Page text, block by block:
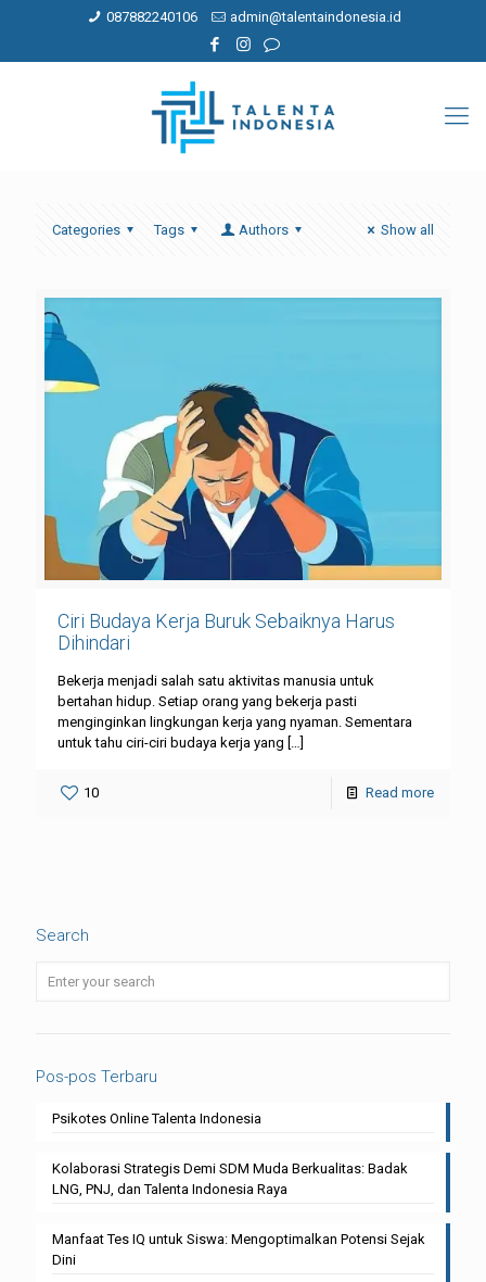
087882240106 admin@talentaindonesia.id
Categories Tags Authors Show all
Ciri Budaya Kerja Buruk Sebaiknya Harus
Dihindari
Bekerja menjadi salah satu aktivitas manusia untuk
bertahan hidup. Setiap orang yang bekerja pasti
menginginkan lingkungan kerja yang nyaman. Sementara
untuk tahu ciri-ciri budaya kerja yang […]
10 Read more
Search
Pos-pos Terbaru
Psikotes Online Talenta Indonesia
Kolaborasi Strategis Demi SDM Muda Berkualitas: Badak
LNG, PNJ, dan Talenta Indonesia Raya
Manfaat Tes IQ untuk Siswa: Mengoptimalkan Potensi Sejak
Dini